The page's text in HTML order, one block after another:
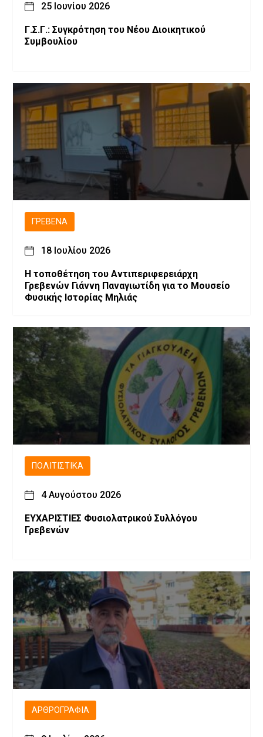
25 Ιουνίου 2026
Γ.Σ.Γ.: Συγκρότηση του Νέου Διοικητικού
Συμβουλίου
ΓΡΕΒΕΝΆ
18 Ιουλίου 2026
Η τοποθέτηση του Αντιπεριφερειάρχη
Γρεβενών Γιάννη Παναγιωτίδη για το Μουσείο
Φυσικής Ιστορίας Μηλιάς
ΠΟΛΙΤΙΣΤΙΚΆ
4 Αυγούστου 2026
ΕΥΧΑΡΙΣΤΙΕΣ Φυσιολατρικού Συλλόγου
Γρεβενών
ΑΡΘΡΟΓΡΑΦΊΑ